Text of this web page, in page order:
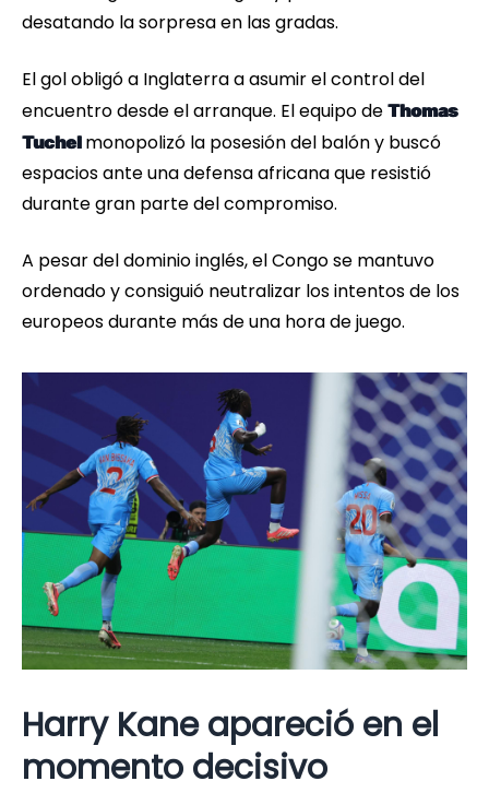
desatando la sorpresa en las gradas.
El gol obligó a Inglaterra a asumir el control del
encuentro desde el arranque. El equipo de Thomas
Tuchel monopolizó la posesión del balón y buscó
espacios ante una defensa africana que resistió
durante gran parte del compromiso.
A pesar del dominio inglés, el Congo se mantuvo
ordenado y consiguió neutralizar los intentos de los
europeos durante más de una hora de juego.
Harry Kane apareció en el
momento decisivo